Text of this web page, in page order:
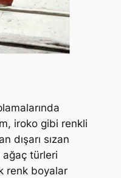
iroko gibi renkli
dışarı sızan
ağaç türleri
renk boyalar